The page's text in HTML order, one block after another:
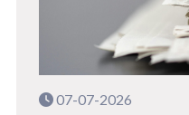
07-07-2026